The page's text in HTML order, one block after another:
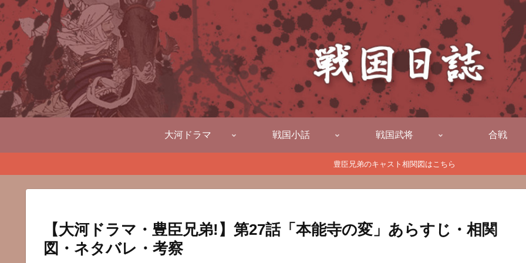
大河ドラマ 戦国小話 戦国武将 合戦
豊臣兄弟のキャスト相関図はこちら
【大河ドラマ・豊臣兄弟!】第27話「本能寺の変」あらすじ・相関
図・ネタバレ・考察